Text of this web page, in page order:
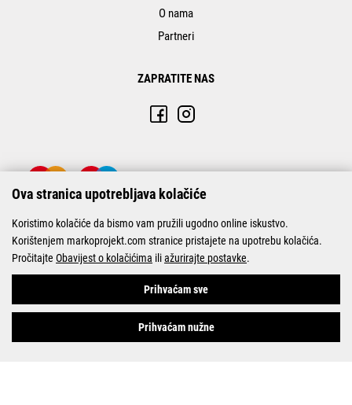
O nama
Partneri
ZAPRATITE NAS
© Marko-Projekt 2026
Ova stranica upotrebljava kolačiće
Koristimo kolačiće da bismo vam pružili ugodno online iskustvo.
Korištenjem markoprojekt.com stranice pristajete na upotrebu kolačića.
Pročitajte Obavijest o kolačićima iliažurirajte postavke.
Prihvaćam sve
Prihvaćam nužne